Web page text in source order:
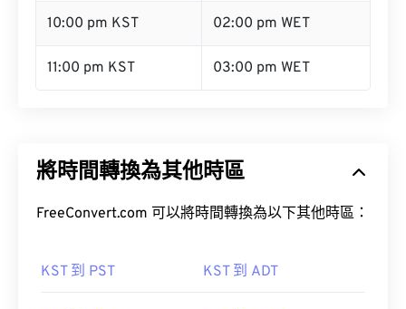
10:00 pm KST 02:00 pm WET
11:00 pm KST 03:00 pm WET
將時間轉換為其他時區
FreeConvert.com 可以將時間轉換為以下其他時區：
KST 到 PST KST 到 ADT